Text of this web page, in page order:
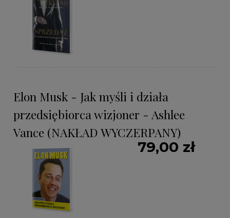
Elon Musk - Jak myśli i działa
przedsiębiorca wizjoner - Ashlee
Vance (NAKŁAD WYCZERPANY)
79,00 zł